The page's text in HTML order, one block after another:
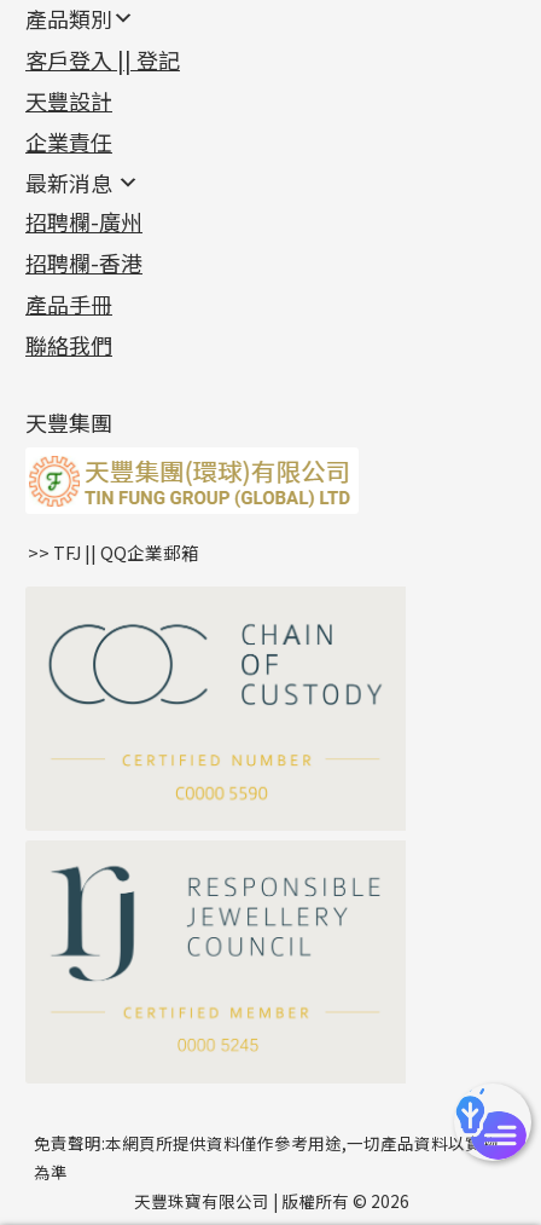
公司名稱
聯絡電話
產品類別
新產品
足金系列
足金配件
機織鏈系列
珠仔鏈
镶口链
管狀網鏈
十字車花鏈系列
十字閃O鏈系列
十字錘打鏈系列
側身車花鏈系列
側身鏈系列
雙十字鏈系列
水波鏈系列
蛇骨鏈系列
鏈尾系列
嘴唇鏈系列
S車花鏈系列
珍珠鏈系列
坦克鏈系列
滿天星鏈系列
方假繩鏈系列
首飾配件
耳環類配件
卷迫系列
螺絲迫系列
梅花迫系列
平臺迫系列
綫拍系列
美拍系列
耳環扣系列
耳綫/耳鈎系列
耳環爪頭
耳環
鏈類配件
動感車花吊墜
調節珠系列
生圈扣系列
龍蝦扣系列
鴨俐制系列
字母吊墜
相盒吊墜
項鏈吊墜
生肖吊墜
星座吊墜
珠扣
其他類配件
珠盤系列
袖口鈕系列
焊片及鐳射綫
空心車花管
珠類配件
無孔光身珠
空心光身珠
無孔批花珠
鑲口類
四爪頭系列
六爪頭系列
車花片
動感車花片
鑲口戒指
鑲口手鏈系列
首飾系列
手镯系列
戒指系列
空心耳環
空心车花管首饰链
空心手鐲系列
貴金屬原料
千足金
記憶金屬系列
記憶戒指
拉簧珠珠手鏈
記憶鈦手鐲
客戶登入 || 登記
天豐設計
企業責任
最新消息
最新消息
各項證書(2)
相片集(9)
展覽會資訊
最新產品資訊
招聘欄-廣州
招聘欄-香港
產品手冊
聯絡我們
天豐集團
>> TFJ || QQ企業郵箱
免責聲明:本網頁所提供資料僅作參考用途,一切產品資料以實物
為準
天豐珠寶有限公司 | 版權所有 © 2026